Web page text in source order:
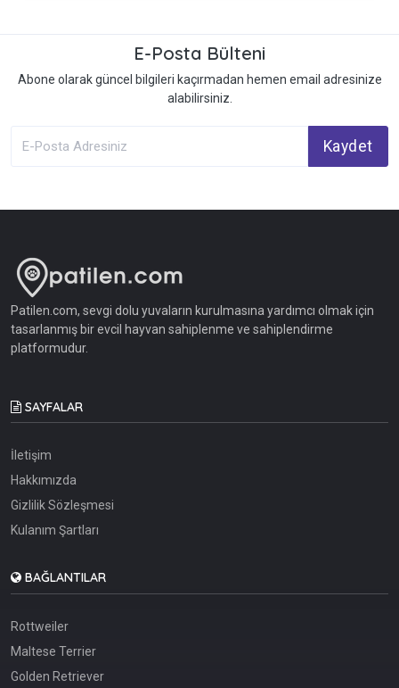
E-Posta Bülteni
Abone olarak güncel bilgileri kaçırmadan hemen email adresinize
alabilirsiniz.
Kaydet
Patilen.com, sevgi dolu yuvaların kurulmasına yardımcı olmak için
tasarlanmış bir evcil hayvan sahiplenme ve sahiplendirme
platformudur.
SAYFALAR
İletişim
Hakkımızda
Gizlilik Sözleşmesi
Kulanım Şartları
BAĞLANTILAR
Rottweiler
Maltese Terrier
Golden Retriever